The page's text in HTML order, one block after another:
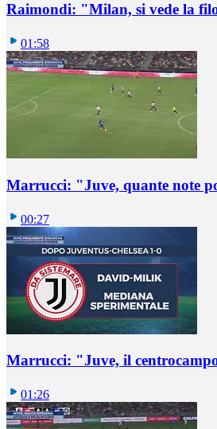
Raimondi: "Milan, si vede la
01:58
Marrucci: "Juve, quante note
00:27
Marrucci: "Juve, il
01:26